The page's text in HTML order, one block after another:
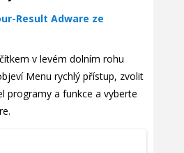
Result Adware ze
v levém dolním rohu
Menu rychlý přístup, zvolit
programy a funkce a vyberte